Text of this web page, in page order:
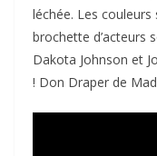
léchée. Les
brochette d’acteurs
Dakota Johnson et
! Don Draper de